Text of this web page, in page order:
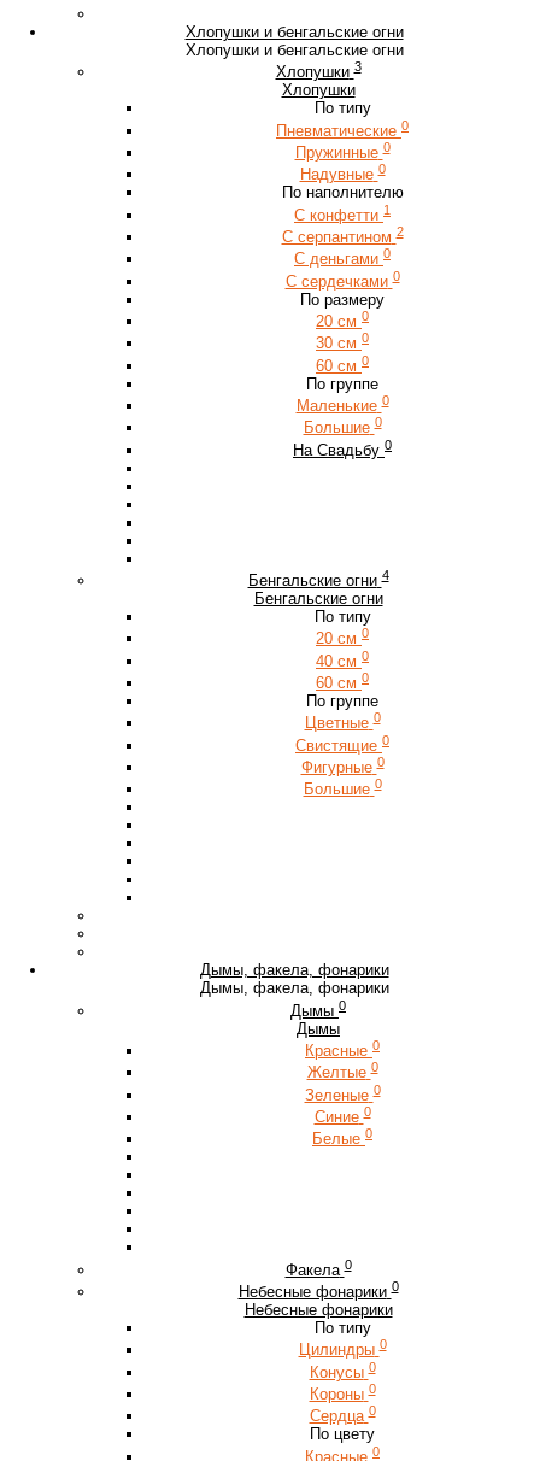
Хлопушки и бенгальские огни
Хлопушки и бенгальские огни
Хлопушки 3
Хлопушки
По типу
Пневматические 0
Пружинные 0
Надувные 0
По наполнителю
С конфетти 1
С серпантином 2
С деньгами 0
С сердечками 0
По размеру
20 см 0
30 см 0
60 см 0
По группе
Маленькие 0
Большие 0
На Свадьбу 0
Бенгальские огни 4
Бенгальские огни
По типу
20 см 0
40 см 0
60 см 0
По группе
Цветные 0
Свистящие 0
Фигурные 0
Большие 0
Дымы, факела, фонарики
Дымы, факела, фонарики
Дымы 0
Дымы
Красные 0
Желтые 0
Зеленые 0
Синие 0
Белые 0
Факела 0
Небесные фонарики 0
Небесные фонарики
По типу
Цилиндры 0
Конусы 0
Короны 0
Сердца 0
По цвету
Красные 0